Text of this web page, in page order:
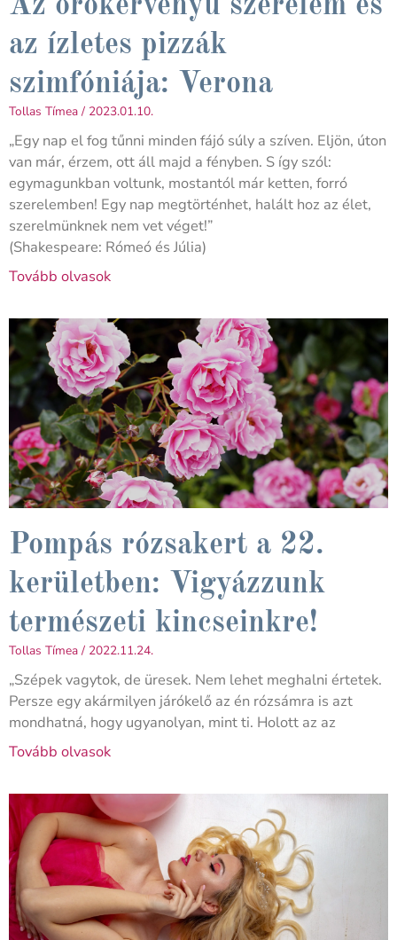
Az örökérvényű szerelem és
az ízletes pizzák
szimfóniája: Verona
Tollas Tímea 2023.01.10.
„Egy nap el fog tűnni minden fájó súly a szíven. Eljön, úton
van már, érzem, ott áll majd a fényben. S így szól:
egymagunkban voltunk, mostantól már ketten, forró
szerelemben! Egy nap megtörténhet, halált hoz az élet,
szerelmünknek nem vet véget!”
(Shakespeare: Rómeó és Júlia)
Tovább olvasok
Pompás rózsakert a 22.
kerületben: Vigyázzunk
természeti kincseinkre!
Tollas Tímea 2022.11.24.
„Szépek vagytok, de üresek. Nem lehet meghalni értetek.
Persze egy akármilyen járókelő az én rózsámra is azt
mondhatná, hogy ugyanolyan, mint ti. Holott az az
Tovább olvasok